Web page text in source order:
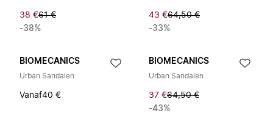
38 €61 €
-38%
43 €64,50 €
-33%
BIOMECANICS
Urban Sandalen
Vanaf40 €
BIOMECANICS
Urban Sandalen
37 €64,50 €
-43%